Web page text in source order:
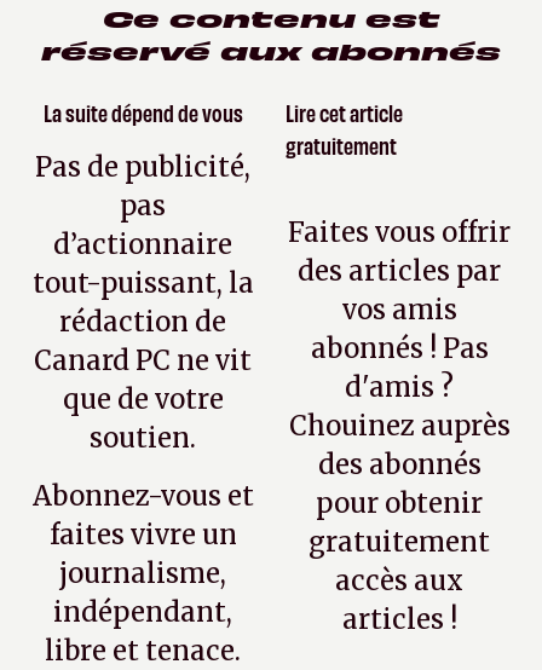
Ce contenu est
réservé aux abonnés
La suite dépend de vous
Pas de publicité,
pas
d’actionnaire
tout-puissant, la
rédaction de
Canard PC ne vit
que de votre
soutien.
Abonnez-vous et
faites vivre un
journalisme,
indépendant,
libre et tenace.
Lire cet article
gratuitement
Faites vous offrir
des articles par
vos amis
abonnés ! Pas
d'amis ?
Chouinez auprès
des abonnés
pour obtenir
gratuitement
accès aux
articles !